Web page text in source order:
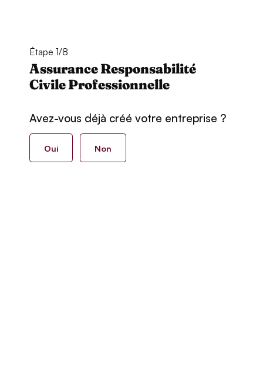
Étape 1/8
Assurance Responsabilité
Civile Professionnelle
Avez-vous déjà créé votre entreprise ?
Oui Non